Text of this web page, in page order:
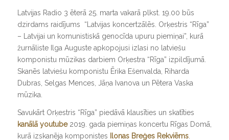
Latvijas Radio 3 ēterā 25. marta vakarā plkst. 19.00 būs
dzirdams raidījums “Latvijas koncertzālēs. Orķestris “Rīga”
– Latvijai un komunistiskā genocīda upuru piemiņai”, kurā
žurnāliste Ilga Auguste apkopojusi izlasi no latviešu
komponistu mūzikas darbiem Orķestra “Rīga” izpildījumā.
Skanēs latviešu komponistu Ērika Ešenvalda, Riharda
Dubras, Selgas Mences, Jāņa Ivanova un Pētera Vaska
mūzika.
Savukārt Orķestris “Rīga” piedāvā klausīties un skatīties
kanālā youtube2019. gada piemiņas koncertu Rīgas Domā,
kurā izskanēja komponistes
Ilonas Breģes Rekviēms.